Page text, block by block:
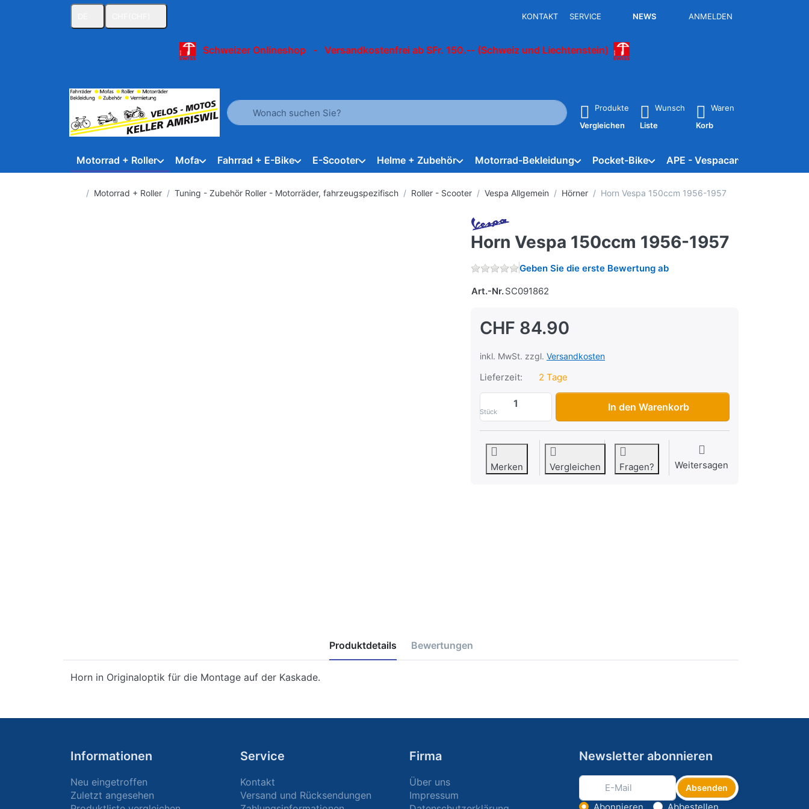
KONTAKT SERVICE NEWS ANMELDEN
Schweizer Onlineshop - Versandkostenfrei ab SFr. 150.-- (Schweiz und Liechtenstein)
Geben Sie einen Suchbegriff ein. Während Sie tippen, erscheinen automatisch erste Ergebnisse. Drücken Sie die Eingabetaste, um alle
Produkte
Vergleichen
Wunsch
Liste
Waren
Korb
Motorrad + Roller Mofa Fahrrad + E-Bike E-Scooter Helme + Zubehör Motorrad-Bekleidung Pocket-Bike APE - Vespacar
Startseite
Motorrad + Roller Tuning - Zubehör Roller - Motorräder, fahrzeugspezifisch Roller - Scooter Vespa Allgemein Hörner Horn Vespa 150ccm 1956-1957
Horn Vespa 150ccm 1956-1957
Geben Sie die erste Bewertung ab
Art.-Nr.SC091862
CHF 84.90
inkl. MwSt. zzgl. Versandkosten
Lieferzeit: 2 Tage
Stück
Horn Vespa 150ccm 1956-1957 zu CHF 84.90, Menge 1.
In den Warenkorb
Merken Vergleichen Fragen? Weitersagen
Produktdetails Bewertungen
Horn in Originaloptik für die Montage auf der Kaskade.
Informationen
Neu eingetroffen
Zuletzt angesehen
Service
Kontakt
Versand und Rücksendungen
Firma
Über uns
Impressum
Newsletter abonnieren
Absenden
Abonnieren Abbestellen